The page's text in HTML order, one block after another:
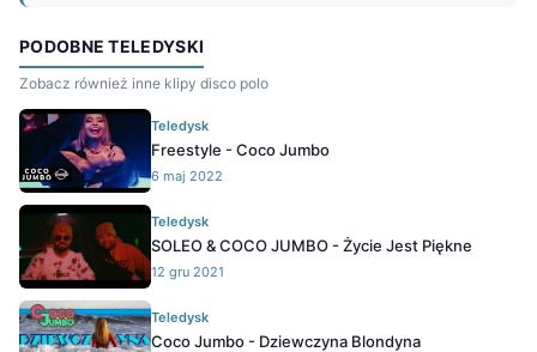
PODOBNE TELEDYSKI
Zobacz również inne klipy disco polo
Teledysk
Freestyle - Coco Jumbo
6 maj 2022
Teledysk
SOLEO & COCO JUMBO - Życie Jest Piękne
12 gru 2021
Teledysk
Coco Jumbo - Dziewczyna Blondyna